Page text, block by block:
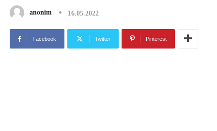
anonim 16.05.2022
Facebook Twitter Pinterest